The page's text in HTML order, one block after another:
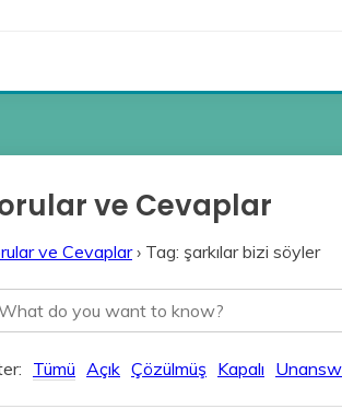
ve Cevaplar
ve Cevaplar› Tag: şarkılar bizi söyler
Tümü Açık Çözülmüş Kapalı